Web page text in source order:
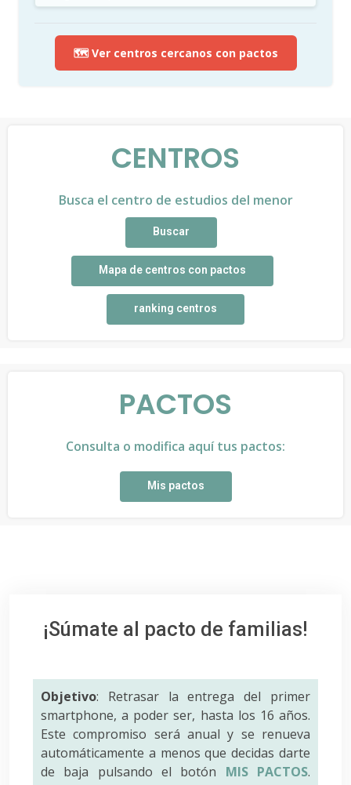
🗺️ Ver centros cercanos con pactos
CENTROS
Busca el centro de estudios del menor
Buscar
Mapa de centros con pactos
ranking centros
PACTOS
Consulta o modifica aquí tus pactos:
Mis pactos
¡Súmate al pacto de familias!
Objetivo: Retrasar la entrega del primer
smartphone, a poder ser, hasta los 16 años.
Este compromiso será anual y se renueva
automáticamente a menos que decidas darte
de baja pulsando el botón MIS PACTOS.